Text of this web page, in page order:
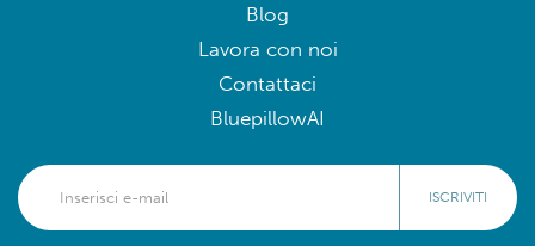
Blog
Lavora con noi
Contattaci
BluepillowAI
ISCRIVITI